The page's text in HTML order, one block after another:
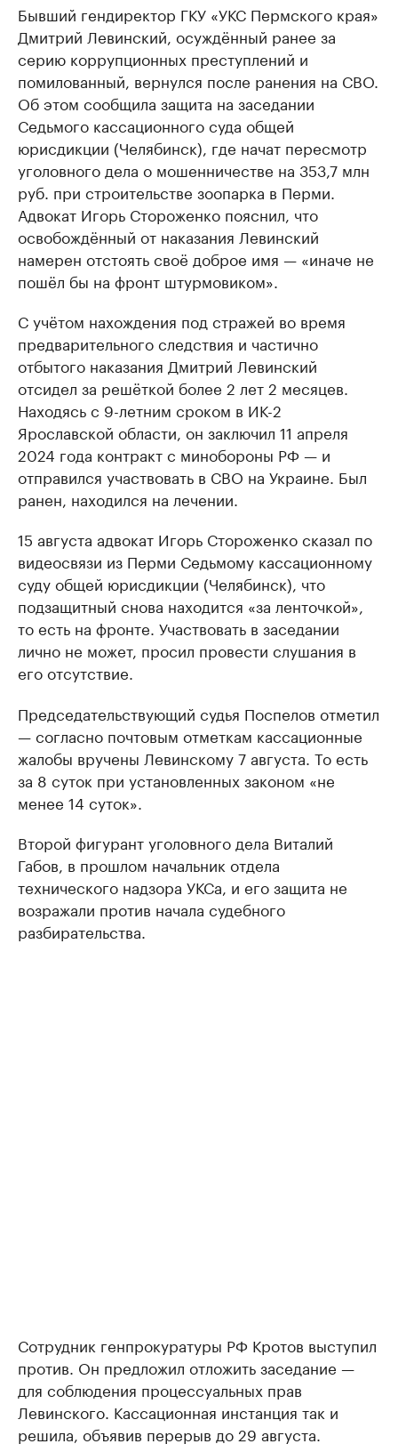
Бывший гендиректор ГКУ «УКС Пермского края»
Дмитрий Левинский, осуждённый ранее за
серию коррупционных преступлений и
помилованный, вернулся после ранения на СВО.
Об этом сообщила защита на заседании
Седьмого кассационного суда общей
юрисдикции (Челябинск), где начат пересмотр
уголовного дела о мошенничестве на 353,7 млн
руб. при строительстве зоопарка в Перми.
Адвокат Игорь Стороженко пояснил, что
освобождённый от наказания Левинский
намерен отстоять своё доброе имя — «иначе не
пошёл бы на фронт штурмовиком».
С учётом нахождения под стражей во время
предварительного следствия и частично
отбытого наказания Дмитрий Левинский
отсидел за решёткой более 2 лет 2 месяцев.
Находясь с 9-летним сроком в ИК-2
Ярославской области, он заключил 11 апреля
2024 года контракт с минобороны РФ — и
отправился участвовать в СВО на Украине. Был
ранен, находился на лечении.
15 августа адвокат Игорь Стороженко сказал по
видеосвязи из Перми Седьмому кассационному
суду общей юрисдикции (Челябинск), что
подзащитный снова находится «за ленточкой»,
то есть на фронте. Участвовать в заседании
лично не может, просил провести слушания в
его отсутствие.
Председательствующий судья Поспелов отметил
— согласно почтовым отметкам кассационные
жалобы вручены Левинскому 7 августа. То есть
за 8 суток при установленных законом «не
менее 14 суток».
Второй фигурант уголовного дела Виталий
Габов, в прошлом начальник отдела
технического надзора УКСа, и его защита не
возражали против начала судебного
разбирательства.
Сотрудник генпрокуратуры РФ Кротов выступил
против. Он предложил отложить заседание —
для соблюдения процессуальных прав
Левинского. Кассационная инстанция так и
решила, объявив перерыв до 29 августа.